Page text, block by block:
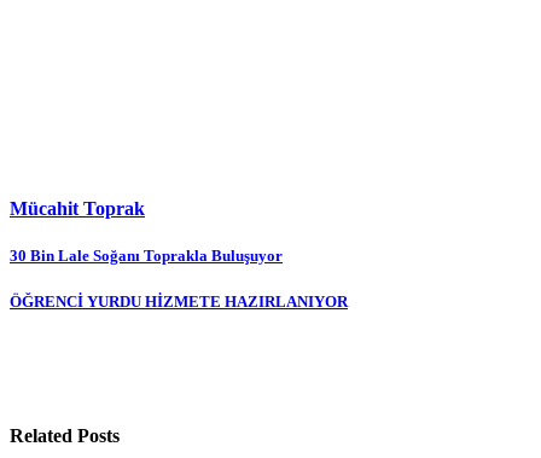
Mücahit Toprak
Yazı
gezinmesi
30 Bin Lale Soğanı Toprakla Buluşuyor
ÖĞRENCİ YURDU HİZMETE HAZIRLANIYOR
Related Posts